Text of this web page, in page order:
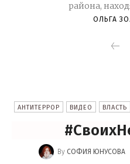
района,
ОЛЬГА